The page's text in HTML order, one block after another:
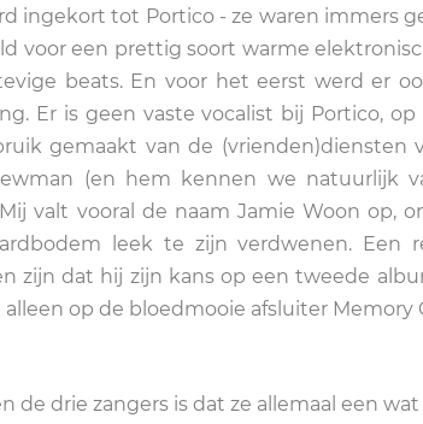
ingekort tot Portico - ze waren immers
voor een prettig soort warme
beats. En voor het eerst werd er
Er is geen vaste vocalist bij Portico,
gemaakt van de (vrienden)diensten
(en hem kennen we natuurlijk
valt vooral de naam Jamie Woon op,
leek te zijn verdwenen. Een
zijn dat hij zijn kans op een tweede
op de bloedmooie afsluiter Memory
de drie zangers is dat ze allemaal een